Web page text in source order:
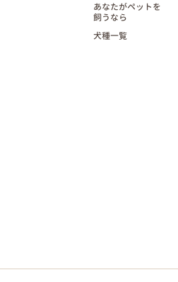
あなたがペットを
飼うなら
犬種一覧